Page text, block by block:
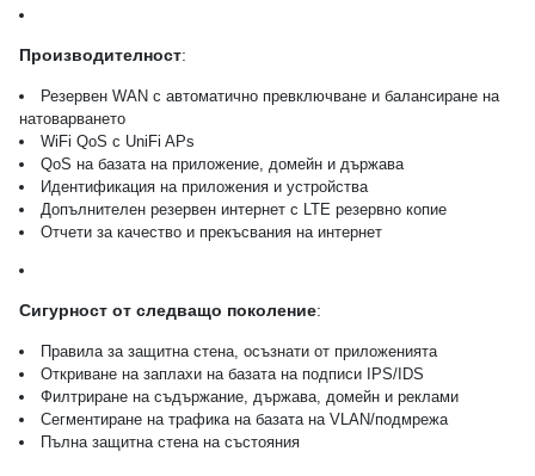
Производителност:
Резервен WAN с автоматично превключване и балансиране на
натоварването
WiFi QoS с UniFi APs
QoS на базата на приложение, домейн и държава
Идентификация на приложения и устройства
Допълнителен резервен интернет с LTE резервно копие
Отчети за качество и прекъсвания на интернет
Сигурност от следващо поколение:
Правила за защитна стена, осъзнати от приложенията
Откриване на заплахи на базата на подписи IPS/IDS
Филтриране на съдържание, държава, домейн и реклами
Сегментиране на трафика на базата на VLAN/подмрежа
Пълна защитна стена на състояния